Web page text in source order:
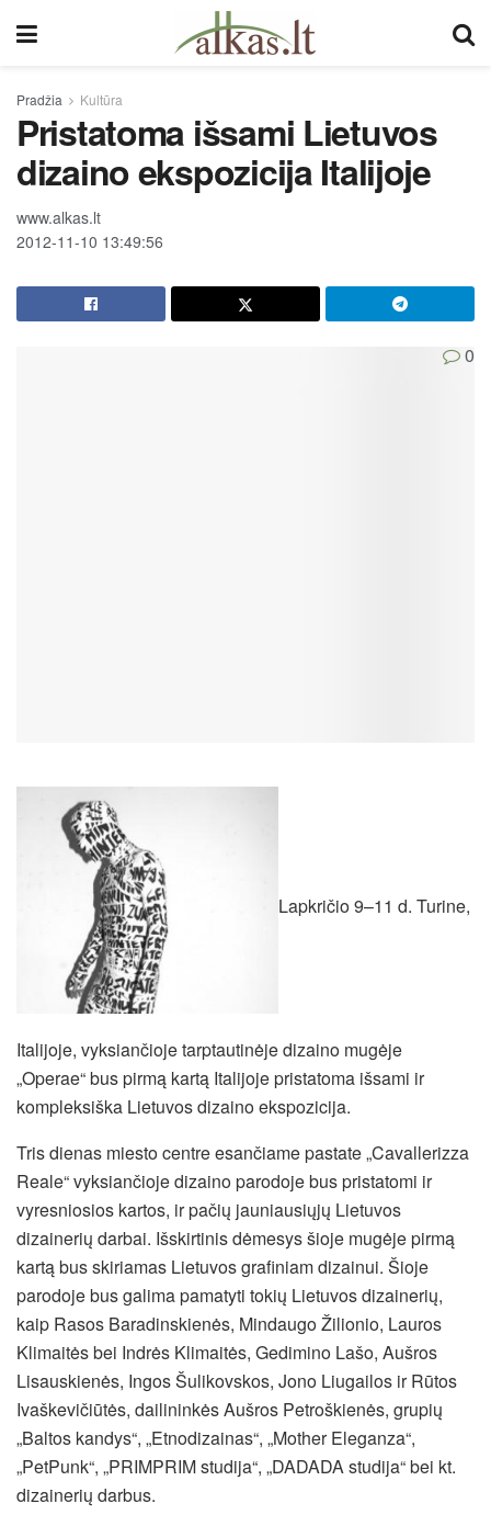
Pradžia Kultūra
Pristatoma išsami Lietuvos
dizaino ekspozicija Italijoje
www.alkas.lt
2012-11-10 13:49:56
0
Lapkričio 9–11 d. Turine,
Italijoje, vyksiančioje tarptautinėje dizaino mugėje
„Operae“ bus pirmą kartą Italijoje pristatoma išsami ir
kompleksiška Lietuvos dizaino ekspozicija.
Tris dienas miesto centre esančiame pastate „Cavallerizza
Reale“ vyksiančioje dizaino parodoje bus pristatomi ir
vyresniosios kartos, ir pačių jauniausiųjų Lietuvos
dizainerių darbai. Išskirtinis dėmesys šioje mugėje pirmą
kartą bus skiriamas Lietuvos grafiniam dizainui. Šioje
parodoje bus galima pamatyti tokių Lietuvos dizainerių,
kaip Rasos Baradinskienės, Mindaugo Žilionio, Lauros
Klimaitės bei Indrės Klimaitės, Gedimino Lašo, Aušros
Lisauskienės, Ingos Šulikovskos, Jono Liugailos ir Rūtos
Ivaškevičiūtės, dailininkės Aušros Petroškienės, grupių
„Baltos kandys“, „Etnodizainas“, „Mother Eleganza“,
„PetPunk“, „PRIMPRIM studija“, „DADADA studija“ bei kt.
dizainerių darbus.